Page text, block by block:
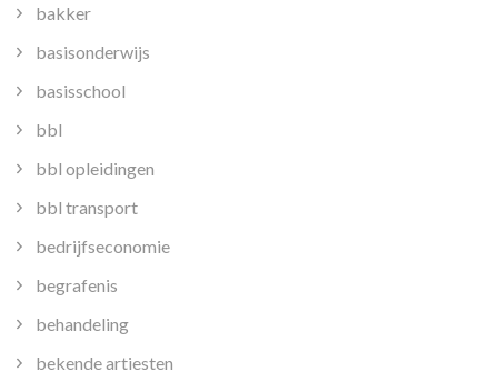
bakker
basisonderwijs
basisschool
bbl
bbl opleidingen
bbl transport
bedrijfseconomie
begrafenis
behandeling
bekende artiesten